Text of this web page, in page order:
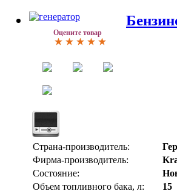
Оцените товар
Страна-производитель:
Фирма-производитель:
Состояние:
Объем топливного бака, л:
15